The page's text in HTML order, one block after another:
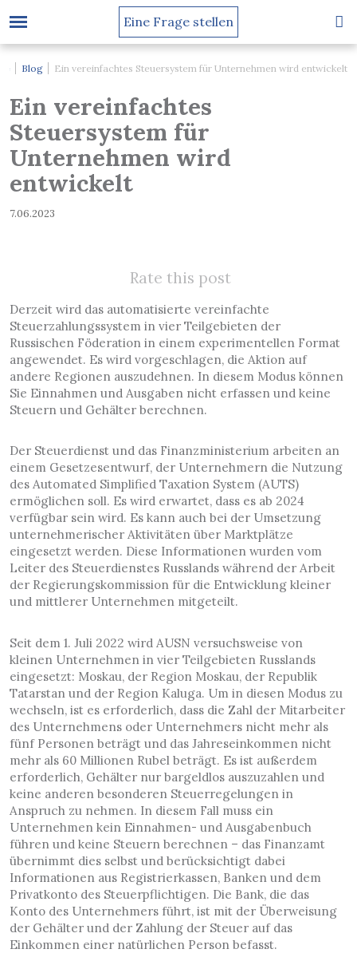
Eine Frage stellen
Blog Ein vereinfachtes Steuersystem für Unternehmen wird entwickelt
Ein vereinfachtes
Steuersystem für
Unternehmen wird
entwickelt
7.06.2023
Rate this post
Derzeit wird das automatisierte vereinfachte
Steuerzahlungssystem in vier Teilgebieten der
Russischen Föderation in einem experimentellen Format
angewendet. Es wird vorgeschlagen, die Aktion auf
andere Regionen auszudehnen. In diesem Modus können
Sie Einnahmen und Ausgaben nicht erfassen und keine
Steuern und Gehälter berechnen.
Der Steuerdienst und das Finanzministerium arbeiten an
einem Gesetzesentwurf, der Unternehmern die Nutzung
des Automated Simplified Taxation System (AUTS)
ermöglichen soll. Es wird erwartet, dass es ab 2024
verfügbar sein wird. Es kann auch bei der Umsetzung
unternehmerischer Aktivitäten über Marktplätze
eingesetzt werden. Diese Informationen wurden vom
Leiter des Steuerdienstes Russlands während der Arbeit
der Regierungskommission für die Entwicklung kleiner
und mittlerer Unternehmen mitgeteilt.
Seit dem 1. Juli 2022 wird AUSN versuchsweise von
kleinen Unternehmen in vier Teilgebieten Russlands
eingesetzt: Moskau, der Region Moskau, der Republik
Tatarstan und der Region Kaluga. Um in diesen Modus zu
wechseln, ist es erforderlich, dass die Zahl der Mitarbeiter
des Unternehmens oder Unternehmers nicht mehr als
fünf Personen beträgt und das Jahreseinkommen nicht
mehr als 60 Millionen Rubel beträgt. Es ist außerdem
erforderlich, Gehälter nur bargeldlos auszuzahlen und
keine anderen besonderen Steuerregelungen in
Anspruch zu nehmen. In diesem Fall muss ein
Unternehmen kein Einnahmen- und Ausgabenbuch
führen und keine Steuern berechnen – das Finanzamt
übernimmt dies selbst und berücksichtigt dabei
Informationen aus Registrierkassen, Banken und dem
Privatkonto des Steuerpflichtigen. Die Bank, die das
Konto des Unternehmers führt, ist mit der Überweisung
der Gehälter und der Zahlung der Steuer auf das
Einkommen einer natürlichen Person befasst.